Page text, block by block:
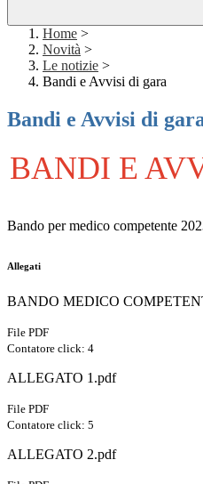
Home >
Novità >
Le notizie >
Bandi e Avvisi di gara
Bandi e Avvisi di
BANDI E
Bando per medico competente
Allegati
BANDO MEDICO
File PDF
Contatore click: 4
ALLEGATO 1.pdf
File PDF
Contatore click: 5
ALLEGATO 2.pdf